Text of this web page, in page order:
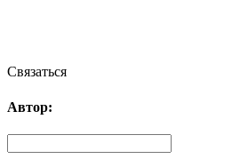
Связаться
Автор: